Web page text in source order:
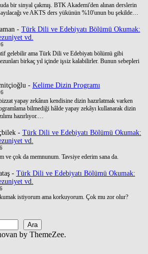
bir sinyal çakmış. BTK Akademi'den alınan derslerin
ve AKTS ders yükünün %10'unun bu şekilde…
- Türk Dili ve Edebiyatı Bölümü Okumak:
vd.
gelebilir ama Türk Dili ve Edebiyatı bölümü gibi
birkaç yıl içinde işsiz kalabilirler. Bunun sebepleri
- Kelime Dizin Programı
yapay zekânın kendisine dizin hazırlatmak varken
bilmediği hâlde yapay zekâyı kullanarak dizin
hazırlıyor.…
- Türk Dili ve Edebiyatı Bölümü Okumak:
vd.
ve çok da memnunum. Tavsiye ederim sana da.
- Türk Dili ve Edebiyatı Bölümü Okumak:
vd.
istiyorum ama korkuyorum. Çok mu zor olur?
Ara
by ThemeZee.